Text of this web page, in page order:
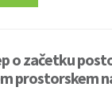
o začetku
prostorskem